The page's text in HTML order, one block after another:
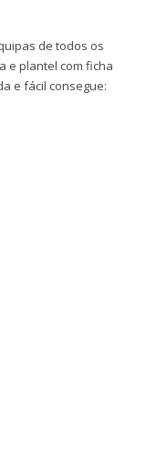
de todos os
e plantel com ficha
e fácil consegue: